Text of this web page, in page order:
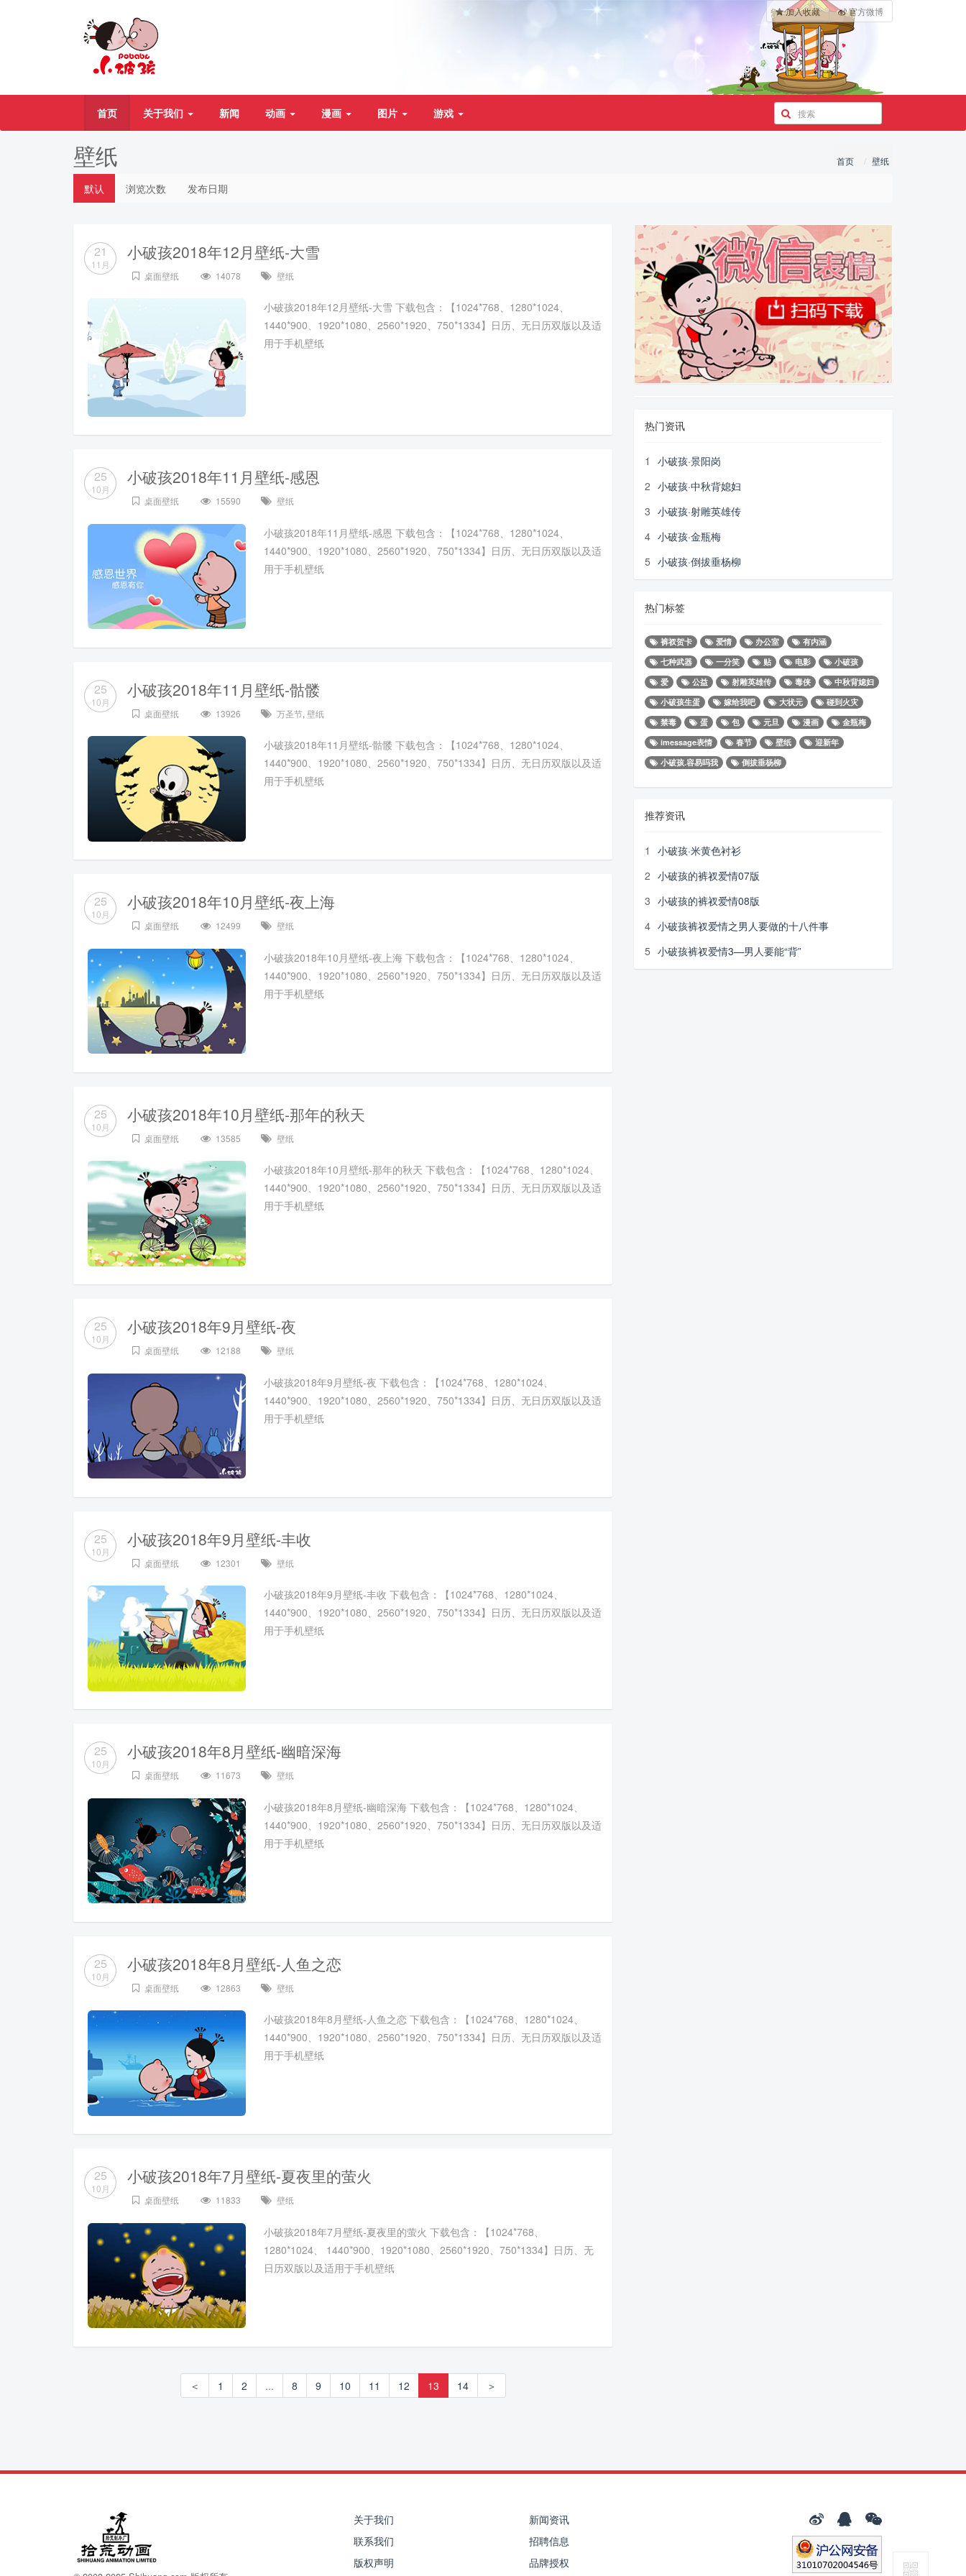
加入收藏 官方微博
首页 关于我们 新闻 动画 漫画 图片 游戏
壁纸 首页 壁纸
默认 浏览次数 发布日期
21
11月
小破孩2018年12月壁纸-大雪
桌面壁纸 14078 壁纸
小破孩2018年12月壁纸-大雪 下载包含：【1024*768、1280*1024、
1440*900、1920*1080、2560*1920、750*1334】日历、无日历双版以及适
用于手机壁纸
25
10月
小破孩2018年11月壁纸-感恩
桌面壁纸 15590 壁纸
小破孩2018年11月壁纸-感恩 下载包含：【1024*768、1280*1024、
1440*900、1920*1080、2560*1920、750*1334】日历、无日历双版以及适
用于手机壁纸
25
10月
小破孩2018年11月壁纸-骷髅
桌面壁纸 13926 万圣节, 壁纸
小破孩2018年11月壁纸-骷髅 下载包含：【1024*768、1280*1024、
1440*900、1920*1080、2560*1920、750*1334】日历、无日历双版以及适
用于手机壁纸
25
10月
小破孩2018年10月壁纸-夜上海
桌面壁纸 12499 壁纸
小破孩2018年10月壁纸-夜上海 下载包含：【1024*768、1280*1024、
1440*900、1920*1080、2560*1920、750*1334】日历、无日历双版以及适
用于手机壁纸
25
10月
小破孩2018年10月壁纸-那年的秋天
桌面壁纸 13585 壁纸
小破孩2018年10月壁纸-那年的秋天 下载包含：【1024*768、1280*1024、
1440*900、1920*1080、2560*1920、750*1334】日历、无日历双版以及适
用于手机壁纸
25
10月
小破孩2018年9月壁纸-夜
桌面壁纸 12188 壁纸
小破孩2018年9月壁纸-夜 下载包含：【1024*768、1280*1024、
1440*900、1920*1080、2560*1920、750*1334】日历、无日历双版以及适
用于手机壁纸
25
10月
小破孩2018年9月壁纸-丰收
桌面壁纸 12301 壁纸
小破孩2018年9月壁纸-丰收 下载包含：【1024*768、1280*1024、
1440*900、1920*1080、2560*1920、750*1334】日历、无日历双版以及适
用于手机壁纸
25
10月
小破孩2018年8月壁纸-幽暗深海
桌面壁纸 11673 壁纸
小破孩2018年8月壁纸-幽暗深海 下载包含：【1024*768、1280*1024、
1440*900、1920*1080、2560*1920、750*1334】日历、无日历双版以及适
用于手机壁纸
25
10月
小破孩2018年8月壁纸-人鱼之恋
桌面壁纸 12863 壁纸
小破孩2018年8月壁纸-人鱼之恋 下载包含：【1024*768、1280*1024、
1440*900、1920*1080、2560*1920、750*1334】日历、无日历双版以及适
用于手机壁纸
25
10月
小破孩2018年7月壁纸-夏夜里的萤火
桌面壁纸 11833 壁纸
小破孩2018年7月壁纸-夏夜里的萤火 下载包含：【1024*768、
1280*1024、 1440*900、1920*1080、2560*1920、750*1334】日历、无
日历双版以及适用于手机壁纸
＜ 1 2 ... 8 9 10 11 12 13 14 ＞
热门资讯
1
小破孩·景阳岗
2 小破孩·中秋背媳妇
3 小破孩·射雕英雄传
4 小破孩·金瓶梅
5 小破孩·倒拔垂杨柳
热门标签
裤衩贺卡 爱情 办公室
有内涵
七种武器
一分笑 贴 电影
小破孩
爱
公益 射雕英雄传 毒侠
中秋背媳妇
小破孩生蛋
嫁给我吧 大状元
碰到火灾
禁毒
蛋 包 元旦 漫画
金瓶梅
imessage表情
春节 壁纸
迎新年
小破孩.容易吗我
倒拔垂杨柳
推荐资讯
1
小破孩·米黄色衬衫
2 小破孩的裤衩爱情07版
3 小破孩的裤衩爱情08版
4 小破孩裤衩爱情之男人要做的十八件事
5 小破孩裤衩爱情3—男人要能“背”
关于我们
联系我们
版权声明
新闻资讯
招聘信息
品牌授权